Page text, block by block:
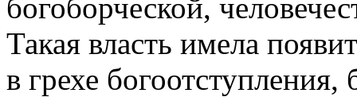
богоборческой,
Такая власть имела
в грехе богоотступления,